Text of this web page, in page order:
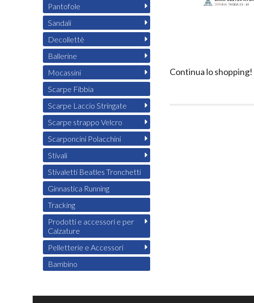
Continua lo shopping!
Pantofole
Sandali
Decollettè
Ballerine
Mocassini
Scarpe Fibbia
Scarpe Laccio Stringate
Scarpe strappo Velcro
Scarponcini Polacchini
Stivali
Stivaletti Beatles Tronchetti
Ginnastica Running
Tracking
Prodotti e accessori e per
Calzature
Pelletterie e Accessori
Bambino